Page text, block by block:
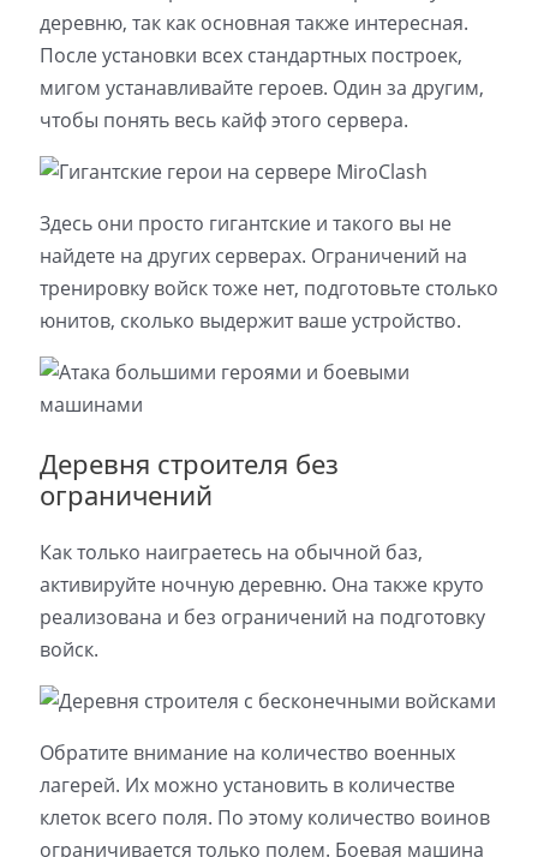
деревню, так как основная также интересная.
После установки всех стандартных построек,
мигом устанавливайте героев. Один за другим,
чтобы понять весь кайф этого сервера.
Здесь они просто гигантские и такого вы не
найдете на других серверах. Ограничений на
тренировку войск тоже нет, подготовьте столько
юнитов, сколько выдержит ваше устройство.
Деревня строителя без
ограничений
Как только наиграетесь на обычной баз,
активируйте ночную деревню. Она также круто
реализована и без ограничений на подготовку
войск.
Обратите внимание на количество военных
лагерей. Их можно установить в количестве
клеток всего поля. По этому количество воинов
ограничивается только полем. Боевая машина